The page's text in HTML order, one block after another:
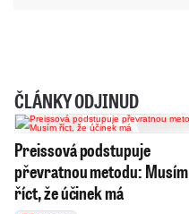
ČLÁNKY ODJINUD
Preissová podstupuje
převratnou metodu: Musím
říct, že účinek má